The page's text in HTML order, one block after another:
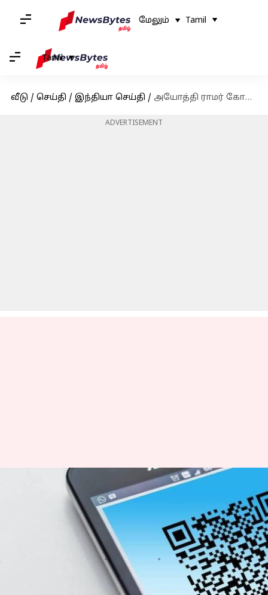
மேலும் Tamil
Tamil
வீடு / செய்தி / இந்தியா செய்தி / அயோத்தி ராமர் கோவில் திறப்பு விழா: QR குறியீடு நன்கொடை மோசடி குறித்த எச்சரிக்கை
ADVERTISEMENT
அயோத்தி ராமர் கோவில்
திறப்பு விழா: QR குறியீடு
நன்கொடை மோசடி
குறித்த எச்சரிக்கை
Dec 31, 2023 05:30 pm